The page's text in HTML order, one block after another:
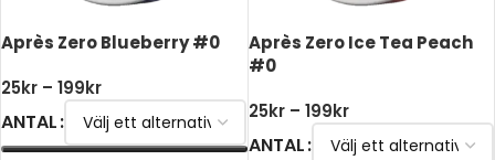
Après Zero Blueberry #0
25kr – 199kr
ANTAL
Après Zero Ice Tea Peach
#0
25kr – 199kr
ANTAL